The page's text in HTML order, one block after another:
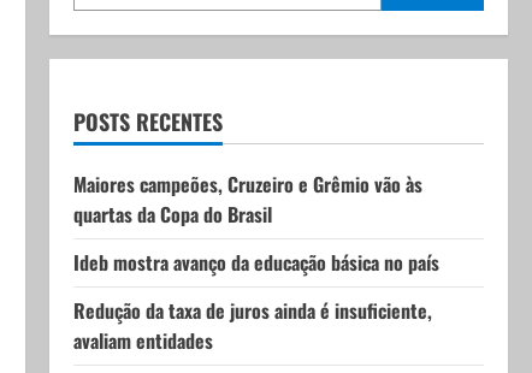
POSTS RECENTES
Maiores campeões, Cruzeiro e Grêmio vão às
quartas da Copa do Brasil
Ideb mostra avanço da educação básica no país
Redução da taxa de juros ainda é insuficiente,
avaliam entidades